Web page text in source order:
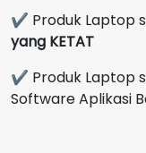
✔ Produk Laptop
yang KETAT
✔ Produk Laptop
Software Aplikasi